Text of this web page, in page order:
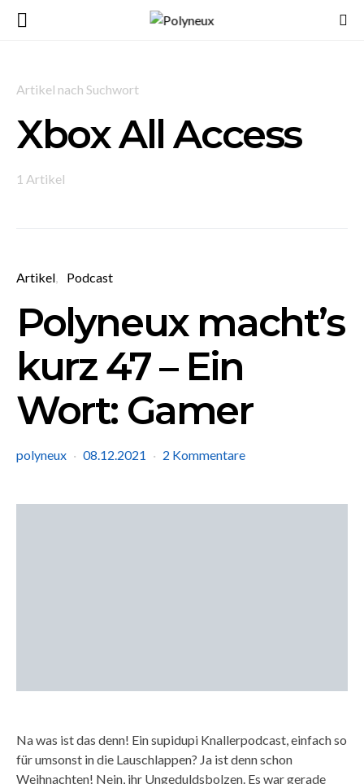
Artikel nach Suchwort
Xbox All Access
1 Artikel
Artikel Podcast
Polyneux macht’s
kurz 47 – Ein
Wort: Gamer
polyneux 08.12.2021 2 Kommentare
Na was ist das denn! Ein supidupi Knallerpodcast, einfach so
für umsonst in die Lauschlappen? Ja ist denn schon
Weihnachten! Nein, ihr Ungeduldsbolzen. Es war gerade